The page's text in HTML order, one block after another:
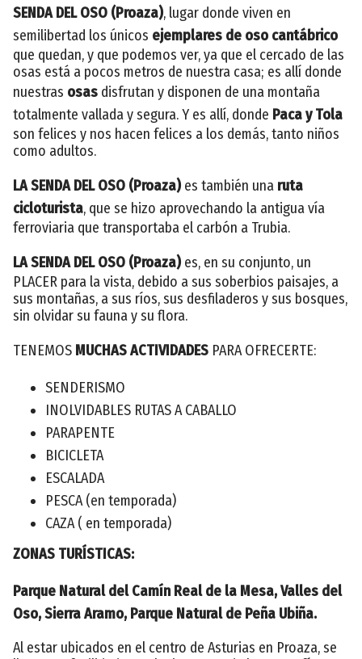
SENDA DEL OSO (Proaza), lugar donde viven en
semilibertad los únicos ejemplares de oso cantábrico
que quedan, y que podemos ver, ya que el cercado de las
osas está a pocos metros de nuestra casa; es allí donde
nuestras osas disfrutan y disponen de una montaña
totalmente vallada y segura. Y es allí, donde Paca y Tola
son felices y nos hacen felices a los demás, tanto niños
como adultos.
LA SENDA DEL OSO (Proaza) es también una ruta
cicloturista, que se hizo aprovechando la antigua vía
ferroviaria que transportaba el carbón a Trubia.
LA SENDA DEL OSO (Proaza) es, en su conjunto, un
PLACER para la vista, debido a sus soberbios paisajes, a
sus montañas, a sus ríos, sus desfiladeros y sus bosques,
sin olvidar su fauna y su flora.
TENEMOS MUCHAS ACTIVIDADES PARA OFRECERTE:
SENDERISMO
INOLVIDABLES RUTAS A CABALLO
PARAPENTE
BICICLETA
ESCALADA
PESCA (en temporada)
CAZA ( en temporada)
ZONAS TURÍSTICAS:
Parque Natural del Camín Real de la Mesa, Valles del
Oso, Sierra Aramo, Parque Natural de Peña Ubiña.
Al estar ubicados en el centro de Asturias en Proaza, se